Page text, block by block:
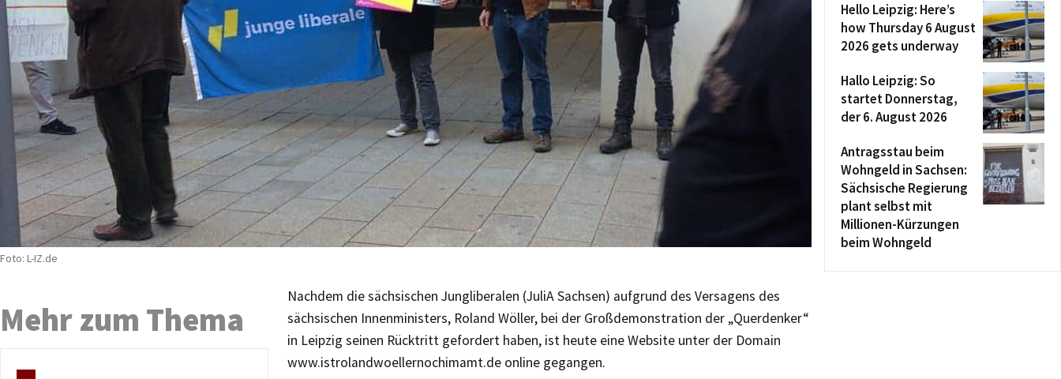
Foto: L-IZ.de
Nachdem die sächsischen Jungliberalen (JuliA Sachsen) aufgrund des Versagens des
sächsischen Innenministers, Roland Wöller, bei der Großdemonstration der „Querdenker“
in Leipzig seinen Rücktritt gefordert haben, ist heute eine Website unter der Domain
www.istrolandwoellernochimamt.de online gegangen.
Mehr zum Thema
Hello Leipzig: Here’s
how Thursday 6 August
2026 gets underway
Hallo Leipzig: So
startet Donnerstag,
der 6. August 2026
Antragsstau beim
Wohngeld in Sachsen:
Sächsische Regierung
plant selbst mit
Millionen-Kürzungen
beim Wohngeld